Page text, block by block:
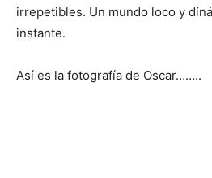
irrepetibles. Un mundo loco y
instante.
Así es la fotografía de Oscar……..